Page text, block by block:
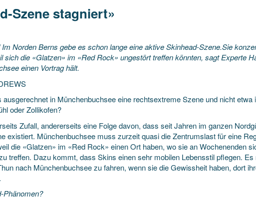
Szene stagniert»
Norden Berns gebe es schon lange eine aktive Skinhead-Szene.Sie
sich die «Glatzen» im «Red Rock» ungestört treffen könnten, sagt Experte
einen Vortrag hält.
ausgerechnet in Münchenbuchsee eine rechtsextreme Szene und nicht etwa
oder Zollikofen?
Zufall, andererseits eine Folge davon, dass seit Jahren im ganzen
existiert. Münchenbuchsee muss zurzeit quasi die Zentrumslast für eine
die «Glatzen» im «Red Rock» einen Ort haben, wo sie an Wochenenden
treffen. Dazu kommt, dass Skins einen sehr mobilen Lebensstil pflegen. Es
nach Münchenbuchsee zu fahren, wenn sie die Gewissheit haben, dort
Phänomen?